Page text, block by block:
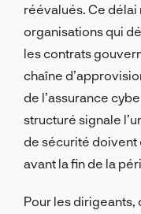
réévalués. Ce
organisations qui
les contrats
chaîne
de l’assurance
structuré signale
de sécurité
avant la fin de la
Pour les